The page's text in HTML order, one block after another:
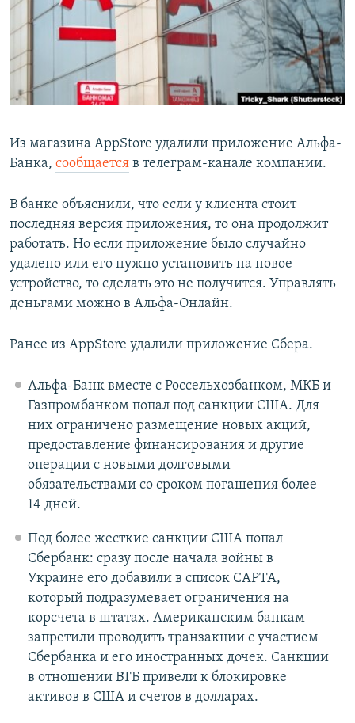
РАСПИСАНИЕ ВЕЩАНИЯ
ПОДПИШИТЕСЬ НА РАССЫЛКУ
СОЦИАЛЬНЫЕ СЕТИ
Все сайты РСЕ/РС
Из магазина AppStore удалили приложение Альфа-
Банка, сообщается в телеграм-канале компании.
В банке объяснили, что если у клиента стоит
последняя версия приложения, то она продолжит
работать. Но если приложение было случайно
удалено или его нужно установить на новое
устройство, то сделать это не получится. Управлять
деньгами можно в Альфа-Онлайн.
Ранее из AppStore удалили приложение Сбера.
Альфа-Банк вместе с Россельхозбанком, МКБ и
Газпромбанком попал под санкции США. Для
них ограничено размещение новых акций,
предоставление финансирования и другие
операции с новыми долговыми
обязательствами со сроком погашения более
14 дней.
Под более жесткие санкции США попал
Сбербанк: сразу после начала войны в
Украине его добавили в список CAPTA,
который подразумевает ограничения на
корсчета в штатах. Американским банкам
запретили проводить транзакции с участием
Сбербанка и его иностранных дочек. Санкции
в отношении ВТБ привели к блокировке
активов в США и счетов в долларах.